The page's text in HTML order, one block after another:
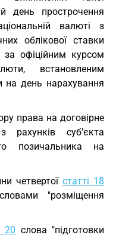
день прострочення
валюті з
облікової ставки
за офіційним курсом
встановленим
на день нарахування
права на договірне
суб’єкта
позичальника на
четвертої статті 18
"розміщення
20 слова "підготовки